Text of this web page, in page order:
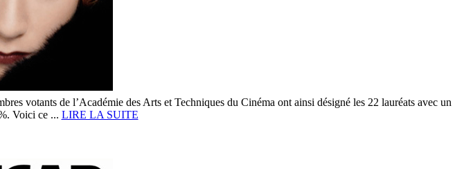
votants de l’Académie des Arts et Techniques du Cinéma ont ainsi désigné les 22 lauréats avec un
Voici ce ... LIRE LA SUITE